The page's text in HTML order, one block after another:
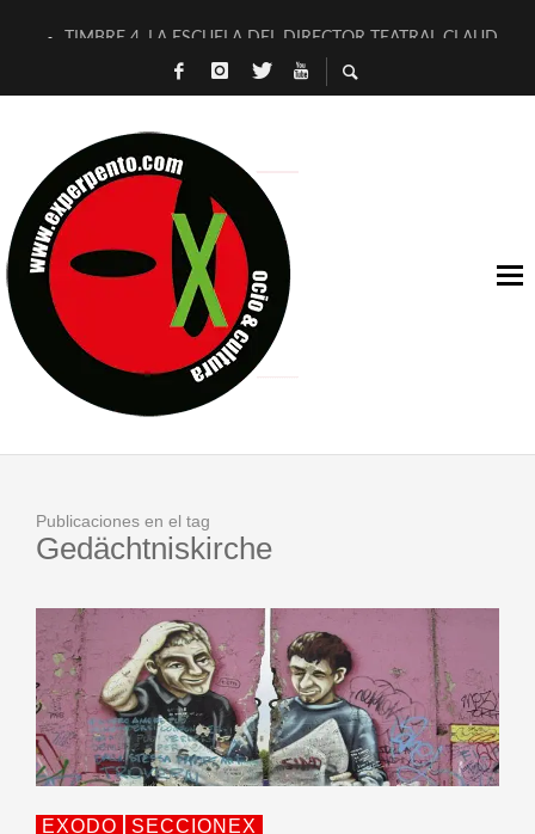
TIMBRE 4, LA ESCUELA DEL DIRECTOR TEATRAL CLAUDIO
30 AÑOS (NO ES NADA) DE LA KATARSIS DEL TOMATAZO
D’BALDOMEROS REINVENTAN [BITÁCORA 3.0] EN EXVITA
MARSHALL FLASH PRESENTA EN EXVITA [RELATIVA
JOFRE BARDAGÍ EN EXVITA INTERPRETANDO A SERRAT
YORCH PRESENTA [CURSO DE ARMONÍA PERSECUTORIA]
MAGALÍ SARE NOS EXPLICA [DESCASADA]
«NO TENGO PUTOS SUEÑOS»
Publicaciones en el tag
Gedächtniskirche
EXODO SECCIONEX